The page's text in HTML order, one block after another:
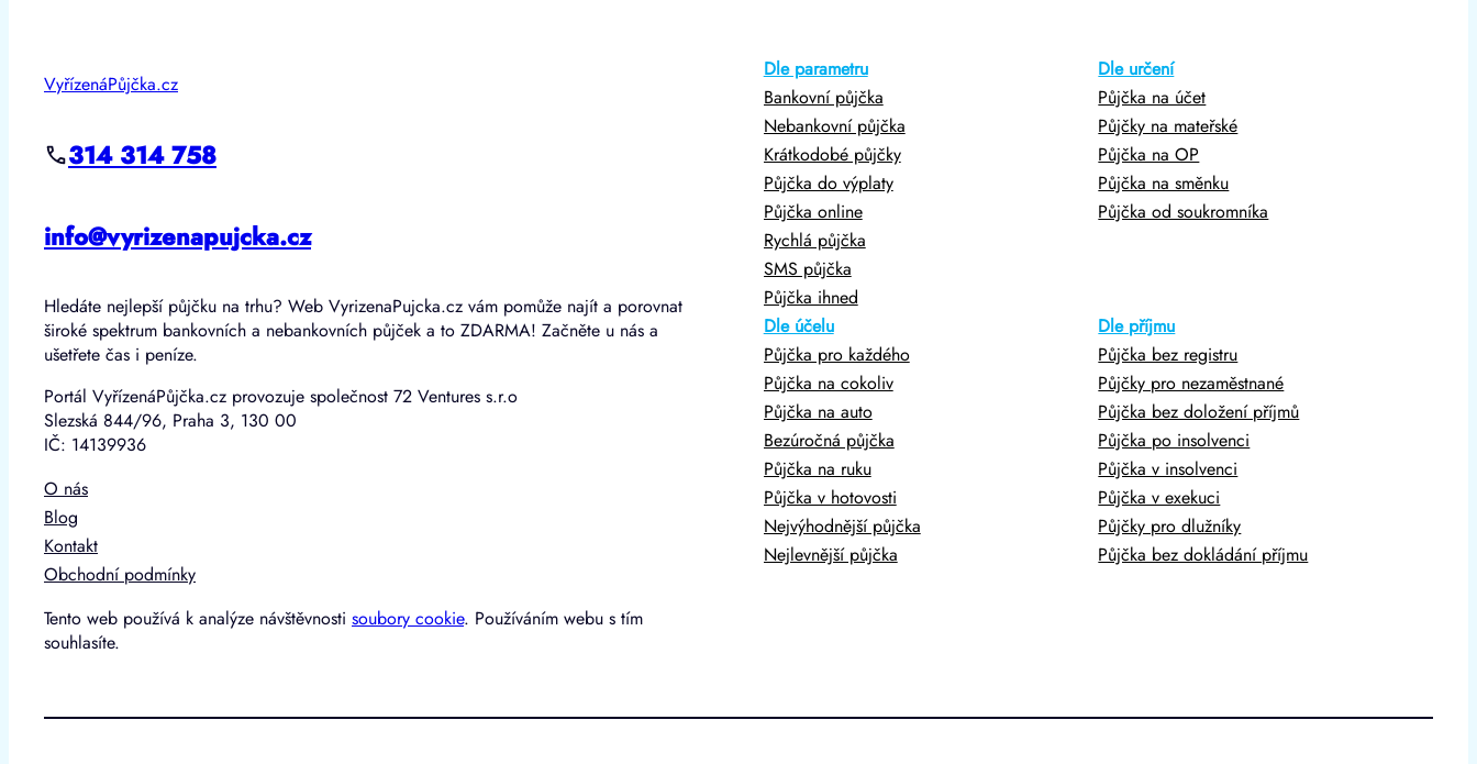
VyřízenáPůjčka.cz
314 314 758
info@vyrizenapujcka.cz
Hledáte nejlepší půjčku na trhu? Web VyrizenaPujcka.cz vám pomůže najít a porovnat
široké spektrum bankovních a nebankovních půjček a to ZDARMA! Začněte u nás a
ušetřete čas i peníze.
Portál VyřízenáPůjčka.cz provozuje společnost 72 Ventures s.r.o
Slezská 844/96, Praha 3, 130 00
IČ: 14139936
O nás
Blog
Kontakt
Obchodní podmínky
Tento web používá k analýze návštěvnosti soubory cookie. Používáním webu s tím
souhlasíte.
Dle parametru
Bankovní půjčka
Nebankovní půjčka
Krátkodobé půjčky
Půjčka do výplaty
Půjčka online
Rychlá půjčka
SMS půjčka
Půjčka ihned
Dle určení
Půjčka na účet
Půjčky na mateřské
Půjčka na OP
Půjčka na směnku
Půjčka od soukromníka
Dle účelu
Půjčka pro každého
Půjčka na cokoliv
Půjčka na auto
Bezúročná půjčka
Půjčka na ruku
Půjčka v hotovosti
Nejvýhodnější půjčka
Nejlevnější půjčka
Dle příjmu
Půjčka bez registru
Půjčky pro nezaměstnané
Půjčka bez doložení příjmů
Půjčka po insolvenci
Půjčka v insolvenci
Půjčka v exekuci
Půjčky pro dlužníky
Půjčka bez dokládání příjmu